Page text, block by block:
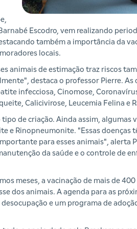
Escodro, vem realizando
também a importância da
locais.
animais de estimação traz riscos
destaca o professor Pierre. As
infecciosa, Cinomose,
Calicivirose, Leucemia Felina e
de criação. Ainda assim, algumas
e Rinopneumonite. "Essas
para esses animais", alerta
da saúde e o controle de
meses, a vacinação de mais de
dos animais. A agenda para as
e um programa de